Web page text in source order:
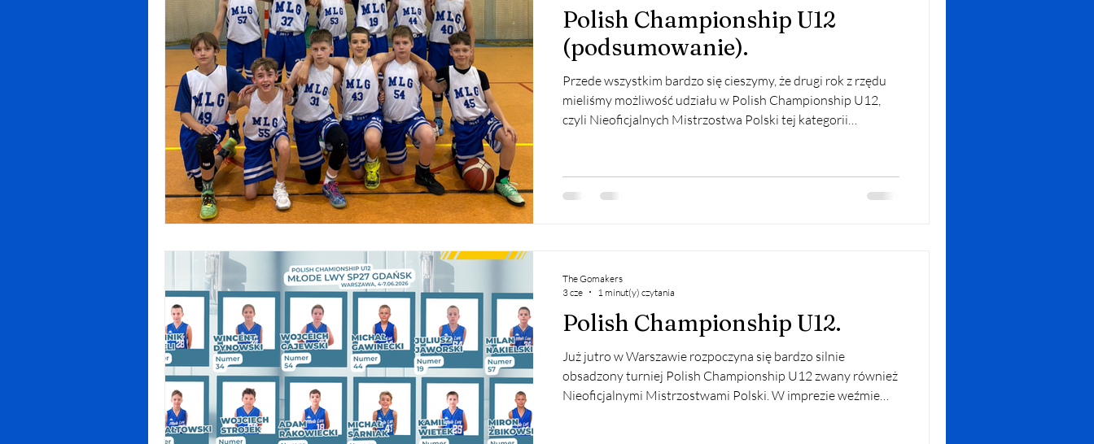
Polish Championship U12
(podsumowanie).
Przede wszystkim bardzo się cieszymy, że drugi rok z rzędu
mieliśmy możliwość udziału w Polish Championship U12,
czyli Nieoficjalnych Mistrzostwa Polski tej kategorii
kończącym się sezonie, dzięki czemu otrzymaliśmy
zaproszenie. Sześć dodatkowych meczów w silnie
Polish Championship U12.
Już jutro w Warszawie rozpoczyna się bardzo silnie
obsadzony turniej Polish Championship U12 zwany również
Nieoficjalnymi Mistrzostwami Polski. W imprezie weźmie
The Gomakers
3 cze
1 minut(y) czytania